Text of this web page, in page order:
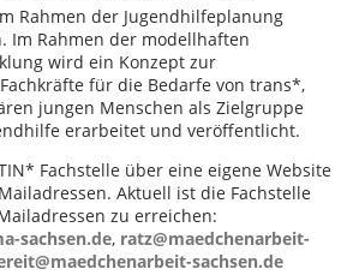
Rahmen der Jugendhilfeplanung
Im Rahmen der modellhaften
wird ein Konzept zur
für die Bedarfe von trans*,
jungen Menschen als Zielgruppe
erarbeitet und veröffentlicht.
Fachstelle über eine eigene Website
Aktuell ist die Fachstelle
zu erreichen:
sachsen.de, ratz@maedchenarbeit-
sachsen.de